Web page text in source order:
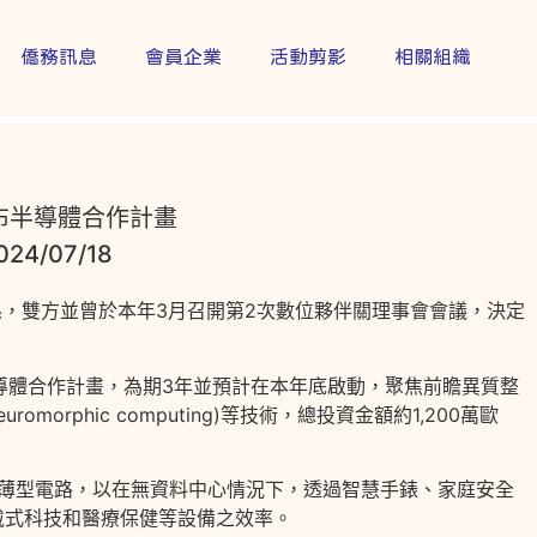
僑務訊息 會員企業 活動剪影 相關組織
半導體合作計畫
07/18
雙方並曾於本年3月召開第2次數位夥伴關理事會會議，決定
合作計畫，為期3年並預計在本年底啟動，聚焦前瞻異質整
computing)等技術，總投資金額約1,200萬歐
型電路，以在無資料中心情況下，透過智慧手錶、家庭安全
科技和醫療保健等設備之效率。